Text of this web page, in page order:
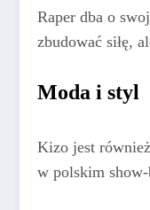
Raper dba o
zbudować siłę,
Moda i styl
Kizo jest również
w polskim show-